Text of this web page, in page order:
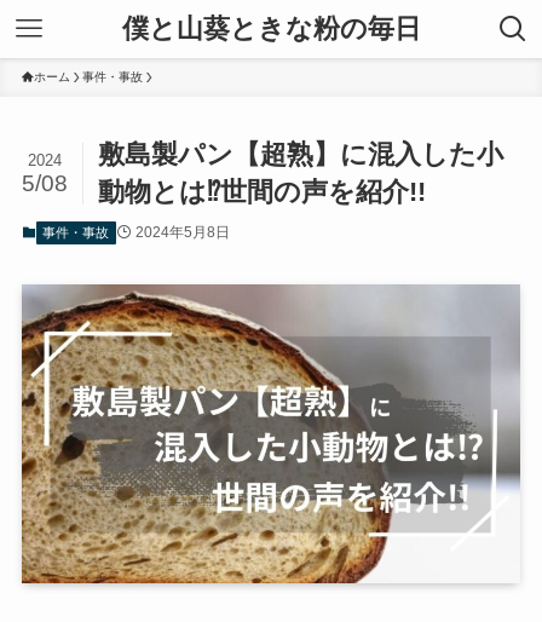
僕と山葵ときな粉の毎日
ホーム 事件・事故
敷島製パン【超熟】に混入した小
動物とは⁉世間の声を紹介!!
2024
5/08
事件・事故 2024年5月8日